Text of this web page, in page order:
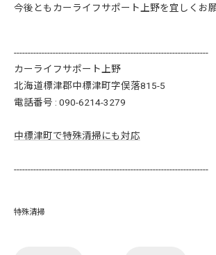
今後ともカーライフサポート上野を宜しくお
----------------------------------------------------------------------
カーライフサポート上野
北海道標津郡中標津町字俣落815-5
電話番号 : 090-6214-3279
中標津町で特殊清掃にも対応
----------------------------------------------------------------------
特殊清掃